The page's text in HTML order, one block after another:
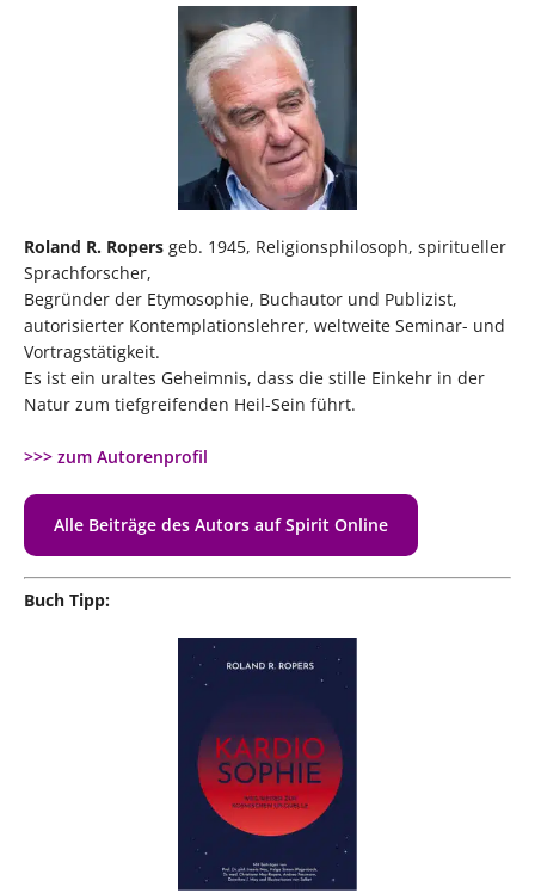
Roland R. Ropers geb. 1945, Religionsphilosoph, spiritueller
Sprachforscher,
Begründer der Etymosophie, Buchautor und Publizist,
autorisierter Kontemplationslehrer, weltweite Seminar- und
Vortragstätigkeit.
Es ist ein uraltes Geheimnis, dass die stille Einkehr in der
Natur zum tiefgreifenden Heil-Sein führt.
>>> zum Autorenprofil
Alle Beiträge des Autors auf Spirit Online
Buch Tipp: